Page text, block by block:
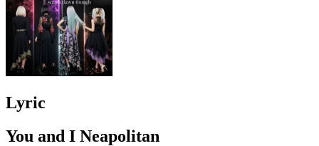
Lyric
You and I Neapolitan